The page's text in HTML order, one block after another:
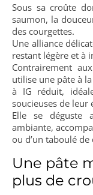
Sous sa croûte
saumon, la
des courgettes.
Une alliance
restant légère et à
Contrairement
utilise une pâte à
à IG réduit,
soucieuses de leur
Elle se déguste
ambiante,
ou d’un taboulé
Une pâte
plus de